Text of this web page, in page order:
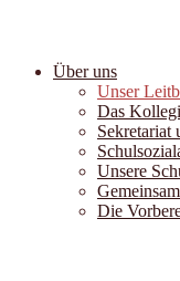
Über uns
Unser
Das
Sekretariat
Unsere
Die